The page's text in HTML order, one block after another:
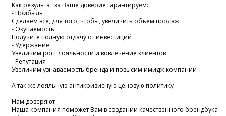
Как результат за Ваше доверие гарантируем:
- Прибыль
Сделаем всё, для того, чтобы, увеличить объем продаж
- Окупаемость
Получите полную отдачу от инвестиций
- Удержание
Увеличим рост лояльности и вовлечение клиентов
- Репутация
Увеличим узнаваемость бренда и повысим имидж компании
А так же лояльную антикризисную ценовую политику
Нам доверяют
Наша компания поможет Вам в создании качественного брендбука